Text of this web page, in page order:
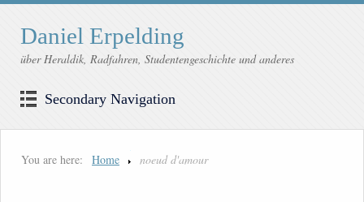
Daniel Erpelding
über Heraldik, Radfahren, Studentengeschichte und anderes
Secondary Navigation
You are here: Home noeud d'amour